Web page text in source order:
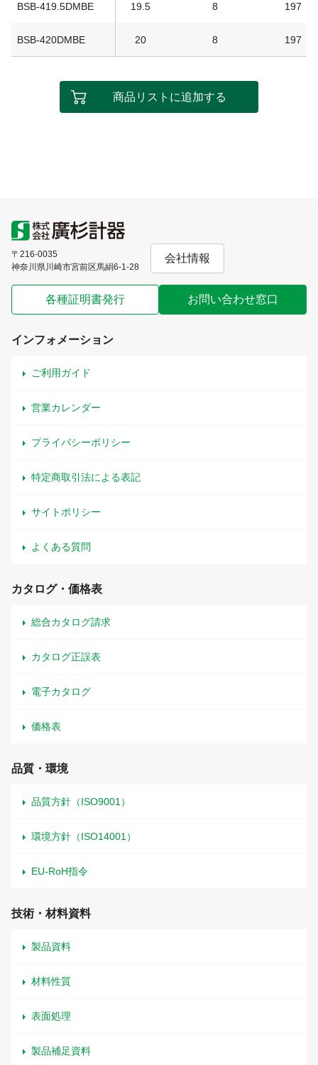
BSB-419.5DMBE 19.5 8 197
BSB-420DMBE 20 8 197
商品リストに追加する
〒216-0035
神奈川県川崎市宮前区馬絹6-1-28
会社情報
各種証明書発行 お問い合わせ窓口
インフォメーション
ご利用ガイド
営業カレンダー
プライバシーポリシー
特定商取引法による表記
サイトポリシー
よくある質問
カタログ・価格表
総合カタログ請求
カタログ正誤表
電子カタログ
価格表
品質・環境
品質方針（ISO9001）
環境方針（ISO14001）
EU-RoH指令
技術・材料資料
製品資料
材料性質
表面処理
製品補足資料